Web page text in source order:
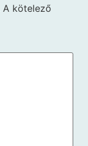
A kötelező